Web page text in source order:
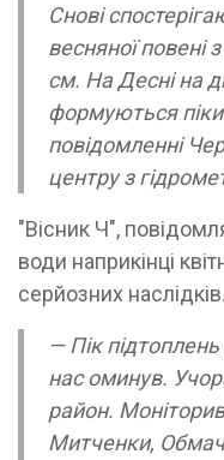
Снові
весняної повені
см. На Десні на
формуються піки
повідомленні
центру з
"Вісник Ч",
води наприкінці
серйозних наслідків.
— Пік
нас оминув.
район.
Митченки,